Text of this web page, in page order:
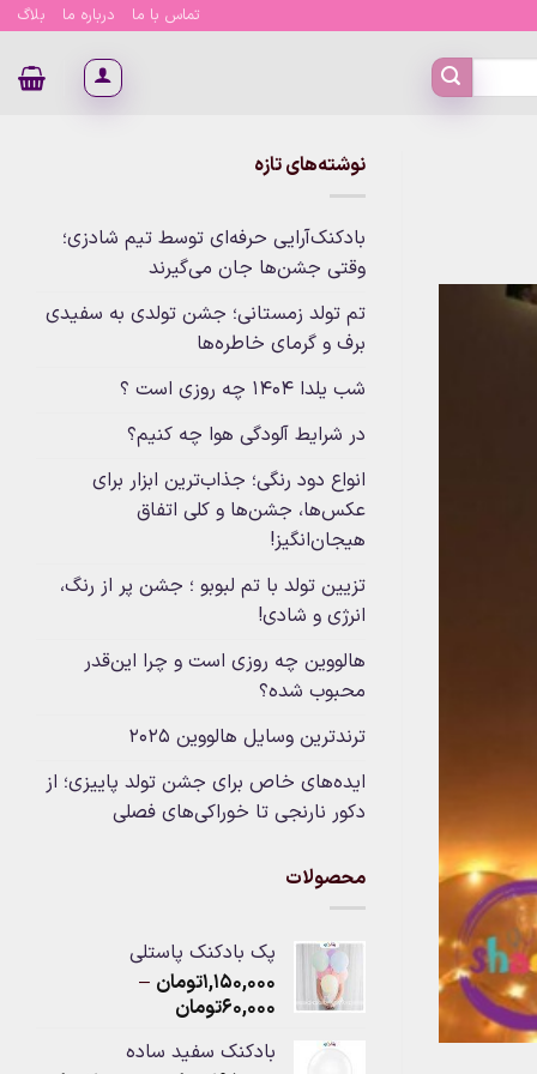
تماس با ما درباره ما بلاگ
نوشته‌های تازه
بادکنک‌آرایی حرفه‌ای توسط تیم شادزی؛
وقتی جشن‌ها جان می‌گیرند
تم تولد زمستانی؛ جشن تولدی به سفیدی
برف و گرمای خاطره‌ها
شب یلدا 1404 چه روزی است ؟
در شرایط آلودگی هوا چه کنیم؟
انواع دود رنگی؛ جذاب‌ترین ابزار برای
عکس‌ها، جشن‌ها و کلی اتفاق
هیجان‌انگیز!
تزیین تولد با تم لبوبو ؛ جشن پر از رنگ،
انرژی و شادی!
هالووین چه روزی است و چرا این‌قدر
محبوب شده؟
ترندترین وسایل هالووین ۲۰۲۵
ایده‌های خاص برای جشن تولد پاییزی؛ از
دکور نارنجی تا خوراکی‌های فصلی
محصولات
پک بادکنک پاستلی
۱,۱۵۰,۰۰۰تومان –
۶۰,۰۰۰تومان
۶۰,۰۰۰تومانبادکنک سفید ساده